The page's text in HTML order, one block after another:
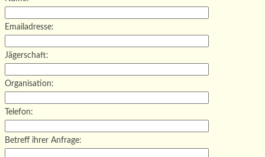
Emailadresse:
Jägerschaft:
Organisation:
Telefon:
Betreff ihrer Anfrage: